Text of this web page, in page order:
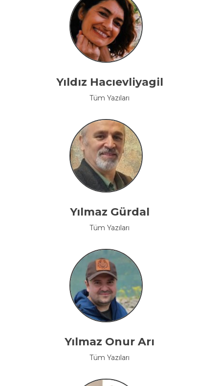
Yıldız Hacıevliyagil
Tüm Yazıları
Yılmaz Gürdal
Tüm Yazıları
Yılmaz Onur Arı
Tüm Yazıları